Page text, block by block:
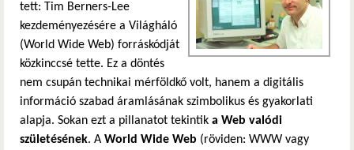
tett: Tim Berners-Lee
kezdeményezésére a Világháló
(World Wide Web) forráskódját
közkinccsé tette. Ez a döntés
nem csupán technikai mérföldkő volt, hanem a digitális
információ szabad áramlásának szimbolikus és gyakorlati
alapja. Sokan ezt a pillanatot tekintik a Web valódi
születésének. A World Wide Web (röviden: WWW vagy